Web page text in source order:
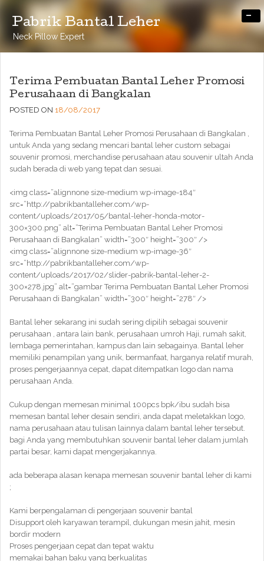
Pabrik Bantal Leher
Neck Pillow Expert
-
Terima Pembuatan Bantal Leher Promosi
Perusahaan di Bangkalan
POSTED ON 18/08/2017
Terima Pembuatan Bantal Leher Promosi Perusahaan di Bangkalan ,
untuk Anda yang sedang mencari bantal leher custom sebagai
souvenir promosi, merchandise perusahaan atau souvenir ultah Anda
sudah berada di web yang tepat dan sesuai.
<img class=”alignnone size-medium wp-image-184″
src=”http://pabrikbantalleher.com/wp-
content/uploads/2017/05/bantal-leher-honda-motor-
300×300.png” alt=”Terima Pembuatan Bantal Leher Promosi
Perusahaan di Bangkalan” width=”300″ height=”300″ />
<img class=”alignnone size-medium wp-image-36″
src=”http://pabrikbantalleher.com/wp-
content/uploads/2017/02/slider-pabrik-bantal-leher-2-
300×278.jpg” alt=”gambar Terima Pembuatan Bantal Leher Promosi
Perusahaan di Bangkalan” width=”300″ height=”278″ />
Bantal leher sekarang ini sudah sering dipilih sebagai souvenir
perusahaan , antara lain bank, perusahaan umroh Haji, rumah sakit,
lembaga pemerintahan, kampus dan lain sebagainya. Bantal leher
memiliki penampilan yang unik, bermanfaat, harganya relatif murah,
proses pengerjaannya cepat, dapat ditempatkan logo dan nama
perusahaan Anda.
Cukup dengan memesan minimal 100pcs bpk/ibu sudah bisa
memesan bantal leher desain sendiri, anda dapat meletakkan logo,
nama perusahaan atau tulisan lainnya dalam bantal leher tersebut.
bagi Anda yang membutuhkan souvenir bantal leher dalam jumlah
partai besar, kami dapat mengerjakannya.
ada beberapa alasan kenapa memesan souvenir bantal leher di kami
;
Kami berpengalaman di pengerjaan souvenir bantal
Disupport oleh karyawan terampil, dukungan mesin jahit, mesin
bordir modern
Proses pengerjaan cepat dan tepat waktu
memakai bahan baku yang berkualitas